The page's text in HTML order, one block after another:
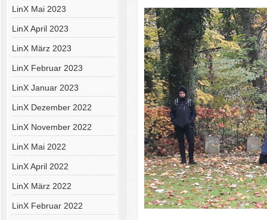
LinX Mai 2023
LinX April 2023
LinX März 2023
LinX Februar 2023
LinX Januar 2023
LinX Dezember 2022
LinX November 2022
LinX Mai 2022
LinX April 2022
LinX März 2022
LinX Februar 2022